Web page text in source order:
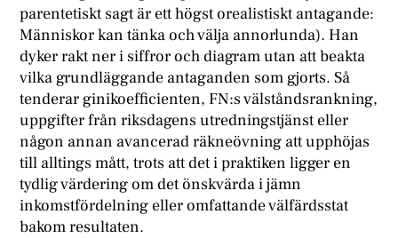
parentetiskt sagt är ett högst orealistiskt antagande:
Människor kan tänka och välja annorlunda). Han
dyker rakt ner i siffror och diagram utan att beakta
vilka grundläggande antaganden som gjorts. Så
tenderar ginikoefficienten, FN:s välståndsrankning,
uppgifter från riksdagens utredningstjänst eller
någon annan avancerad räkneövning att upphöjas
till alltings mått, trots att det i praktiken ligger en
tydlig värdering om det önskvärda i jämn
inkomstfördelning eller omfattande välfärdsstat
bakom resultaten.